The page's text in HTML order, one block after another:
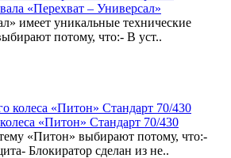
«Перехват – Универсал»
имеет уникальные технические
потому, что:- В уст..
«Питон» Стандарт 70/430
«Питон» выбирают потому, что:-
Блокиратор сделан из не..